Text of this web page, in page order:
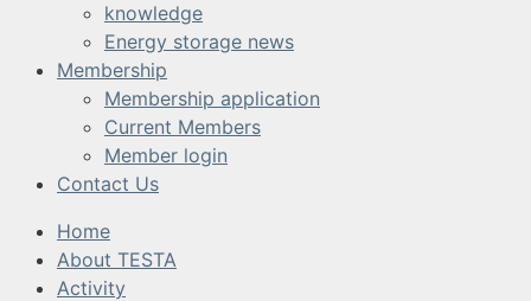
knowledge
Energy storage news
Membership
Membership application
Current Members
Member login
Contact Us
Home
About TESTA
Activity